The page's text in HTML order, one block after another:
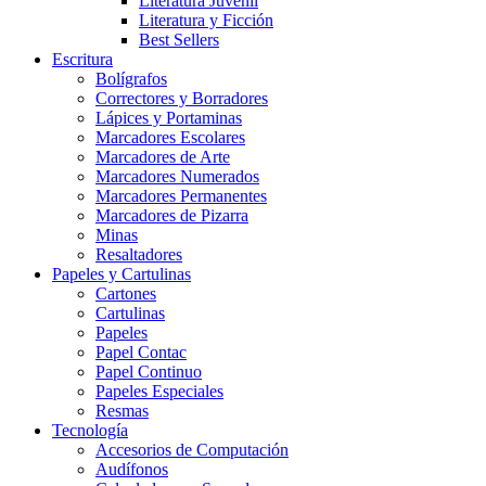
Literatura y Ficción
Best Sellers
Escritura
Bolígrafos
Correctores y Borradores
Lápices y Portaminas
Marcadores Escolares
Marcadores de Arte
Marcadores Numerados
Marcadores Permanentes
Marcadores de Pizarra
Minas
Resaltadores
Papeles y Cartulinas
Cartones
Cartulinas
Papeles
Papel Contac
Papel Continuo
Papeles Especiales
Resmas
Tecnología
Accesorios de Computación
Audífonos